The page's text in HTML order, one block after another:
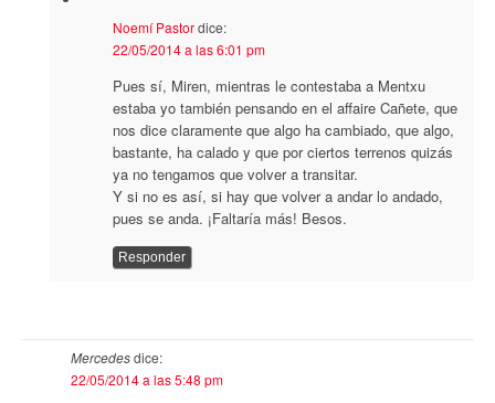
Noemí Pastordice:
22/05/2014 a las 6:01 pm
Pues sí, Miren, mientras le contestaba a Mentxu
estaba yo también pensando en el affaire Cañete, que
nos dice claramente que algo ha cambiado, que algo,
bastante, ha calado y que por ciertos terrenos quizás
ya no tengamos que volver a transitar.
Y si no es así, si hay que volver a andar lo andado,
pues se anda. ¡Faltaría más! Besos.
Responder
Mercedesdice:
22/05/2014 a las 5:48 pm